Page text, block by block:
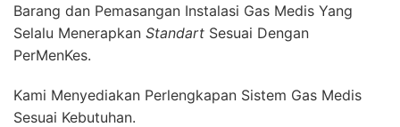
Barang dan Pemasangan Instalasi Gas Medis Yang
Selalu Menerapkan Standart Sesuai Dengan
PerMenKes.
Kami Menyediakan Perlengkapan Sistem Gas Medis
Sesuai Kebutuhan.